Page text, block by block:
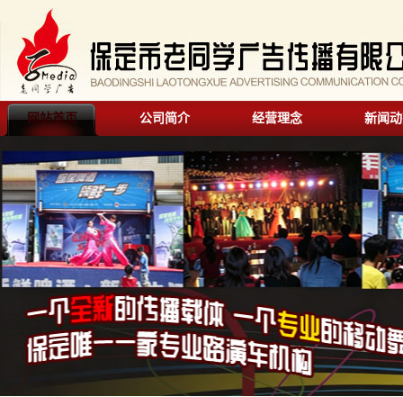
网站首页 公司简介 经营理念 新闻